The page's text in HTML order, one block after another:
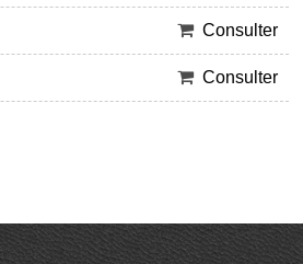
Consulter
Consulter